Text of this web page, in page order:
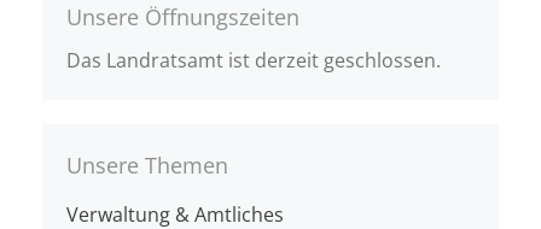
Unsere Öffnungszeiten
Das Landratsamt ist derzeit geschlossen.
Unsere Themen
Verwaltung & Amtliches